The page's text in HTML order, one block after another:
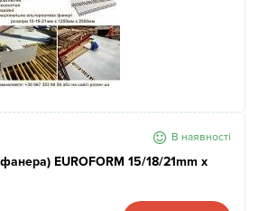
В наявності
EUROFORM 15/18/21mm x